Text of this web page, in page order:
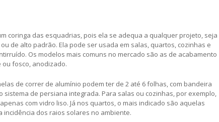
coringa das esquadrias, pois ela se adequa a qualquer projeto, seja
de alto padrão. Ela pode ser usada em salas, quartos, cozinhas e
Os modelos mais comuns no mercado são as de acabamento
fosco, anodizado.
de correr de alumínio podem ter de 2 até 6 folhas, com bandeira
sistema de persiana integrada. Para salas ou cozinhas, por exemplo,
com vidro liso. Já nos quartos, o mais indicado são aquelas
incidência dos raios solares no ambiente.